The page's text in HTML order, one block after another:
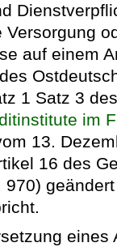
Versorgung
auf einem
1 Satz 3
im
13.
16 des
970)